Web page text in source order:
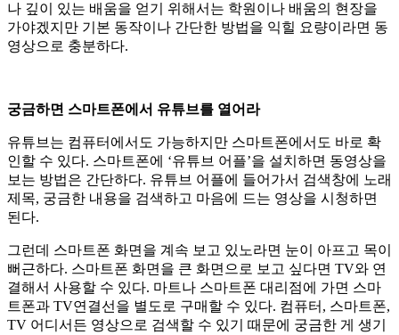
나 깊이 있는 배움을 얻기 위해서는 학원이나 배움의 현장을
가야겠지만 기본 동작이나 간단한 방법을 익힐 요량이라면 동
영상으로 충분하다.
궁금하면 스마트폰에서 유튜브를 열어라
유튜브는 컴퓨터에서도 가능하지만 스마트폰에서도 바로 확
인할 수 있다. 스마트폰에 ‘유튜브 어플’을 설치하면 동영상을
보는 방법은 간단하다. 유튜브 어플에 들어가서 검색창에 노래
제목, 궁금한 내용을 검색하고 마음에 드는 영상을 시청하면
된다.
그런데 스마트폰 화면을 계속 보고 있노라면 눈이 아프고 목이
뻐근하다. 스마트폰 화면을 큰 화면으로 보고 싶다면 TV와 연
결해서 사용할 수 있다. 마트나 스마트폰 대리점에 가면 스마
트폰과 TV연결선을 별도로 구매할 수 있다. 컴퓨터, 스마트폰,
TV 어디서든 영상으로 검색할 수 있기 때문에 궁금한 게 생기